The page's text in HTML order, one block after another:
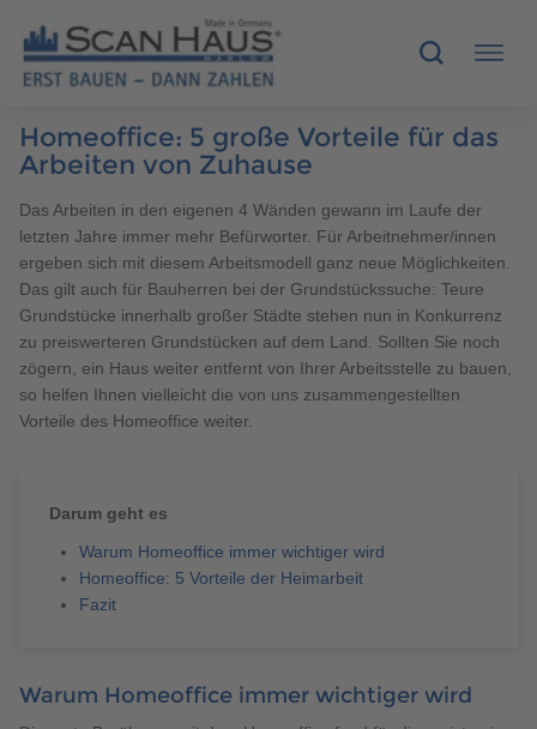
HÄUSER
MUSTERHÄUSER
SCANHAUS-VORTEILE
RUND UMS BAUEN
ÜBER UNS
Brauchen Sie Hilfe?
038221 4000
MUSTERHAUS FINDEN
Homeoffice: 5 große Vorteile für das
Arbeiten von Zuhause
Das Arbeiten in den eigenen 4 Wänden gewann im Laufe der
letzten Jahre immer mehr Befürworter. Für Arbeitnehmer/innen
ergeben sich mit diesem Arbeitsmodell ganz neue Möglichkeiten.
Das gilt auch für Bauherren bei der Grundstückssuche: Teure
Grundstücke innerhalb großer Städte stehen nun in Konkurrenz
zu preiswerteren Grundstücken auf dem Land. Sollten Sie noch
zögern, ein Haus weiter entfernt von Ihrer Arbeitsstelle zu bauen,
so helfen Ihnen vielleicht die von uns zusammengestellten
Vorteile des Homeoffice weiter.
Darum geht es
Warum Homeoffice immer wichtiger wird
Homeoffice: 5 Vorteile der Heimarbeit
Fazit
Warum Homeoffice immer wichtiger wird